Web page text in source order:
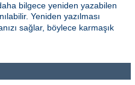
bilgece yeniden yazabilen
Yeniden yazılması
sağlar, böylece karmaşık